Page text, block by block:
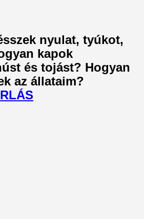
nyulat, tyúkot,
kapok
és tojást? Hogyan
az állataim?